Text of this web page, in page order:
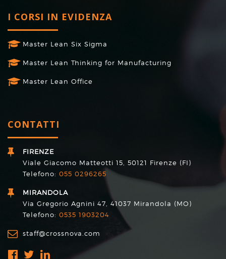
I CORSI IN EVIDENZA
Master Lean Six Sigma
Master Lean Thinking for Manufacturing
Master Lean Office
CONTATTI
FIRENZE
Viale Giacomo Matteotti 15, 50121 Firenze (FI)
Telefono: 055 0296265
MIRANDOLA
Via Gregorio Agnini 47, 41037 Mirandola (MO)
Telefono: 0535 1903204
staff@crossnova.com